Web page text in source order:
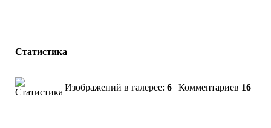
Статистика
Изображений в галерее: 6 | Комментариев 16